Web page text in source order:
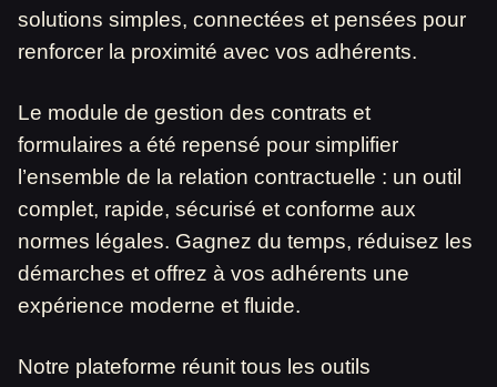
solutions simples, connectées et pensées pour
renforcer la proximité avec vos adhérents.
Le module de gestion des contrats et
formulaires a été repensé pour simplifier
l’ensemble de la relation contractuelle : un outil
complet, rapide, sécurisé et conforme aux
normes légales. Gagnez du temps, réduisez les
démarches et offrez à vos adhérents une
expérience moderne et fluide.
Notre plateforme réunit tous les outils